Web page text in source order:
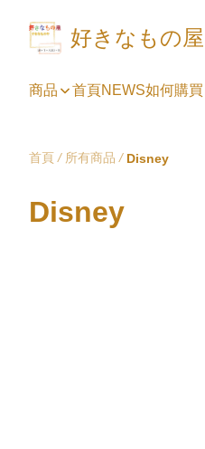
好きなもの屋
商品 首頁NEWS如何購買
首頁 / 所有商品 / Disney
Disney